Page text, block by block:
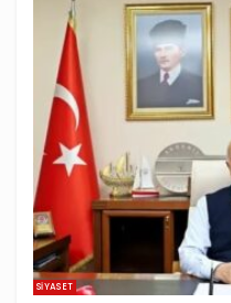
SIYASET